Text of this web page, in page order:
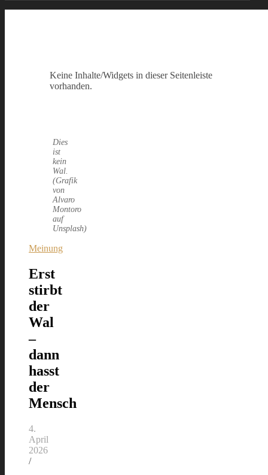
Keine Inhalte/Widgets in dieser Seitenleiste
vorhanden.
Dies
ist
kein
Wal.
(Grafik
von
Alvaro
Montoro
auf
Unsplash)
Meinung
Erst
stirbt
der
Wal
–
dann
hasst
der
Mensch
4.
April
2026
/